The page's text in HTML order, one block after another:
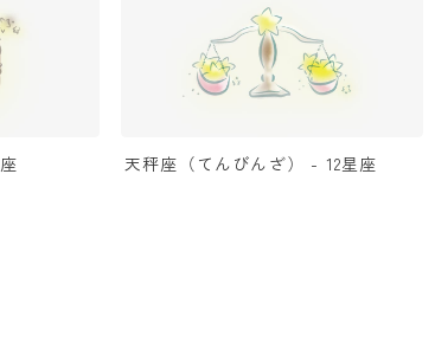
天秤座（てんびんざ） - 12星座